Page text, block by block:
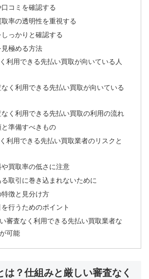
コミを確認する
率の透明性を重視する
っかりと確認する
極める方法
利用できる先払い買取が向いている人
く利用できる先払い買取が向いている
く利用できる先払い買取の利用の流れ
準備すべきもの
利用できる先払い買取業者のリスクと
買取率の低さに注意
取引に巻き込まれないために
徴と見分け方
行うためのポイント
審査なく利用できる先払い買取業者な
可能
は？仕組みと厳しい審査なく